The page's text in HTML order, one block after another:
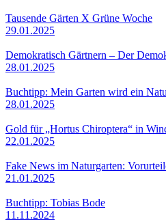
Tausende Gärten X Grüne Woche
29.01.2025
Demokratisch Gärtnern – Der
28.01.2025
Buchtipp: Mein Garten wird ein
28.01.2025
Gold für „Hortus Chiroptera“ in
22.01.2025
Fake News im Naturgarten:
21.01.2025
Buchtipp: Tobias Bode
11.11.2024